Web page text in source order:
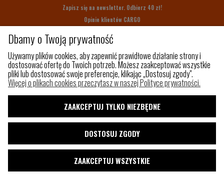
Zapisz się na newsletter. Odbierz 40 zł!
Opinie klientów CARGO
Na prezent
Z czego szyjemy
Paleta kolorów
Pakowny plecak do samolotu
Blog
Dbamy o Twoją prywatność
Używamy plików cookies, aby zapewnić prawidłowe działanie strony i
dostosować ofertę do Twoich potrzeb. Możesz zaakceptować wszystkie
pliki lub dostosować swoje preferencje, klikając „Dostosuj zgody".
Więcej o plikach cookies przeczytasz w naszej Polityce prywatności.
ZAAKCEPTUJ TYLKO NIEZBĘDNE
DOSTOSUJ ZGODY
ZAAKCEPTUJ WSZYSTKIE